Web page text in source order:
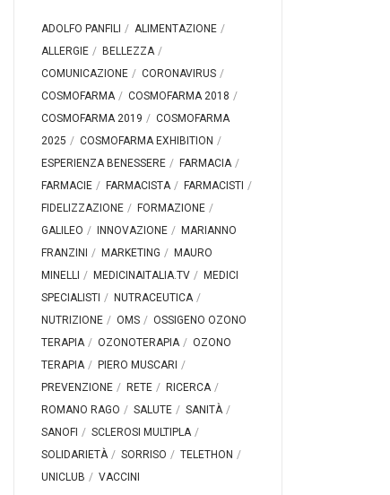
ADOLFO PANFILI
ALIMENTAZIONE
ALLERGIE
BELLEZZA
COMUNICAZIONE
CORONAVIRUS
COSMOFARMA
COSMOFARMA 2018
COSMOFARMA 2019
COSMOFARMA
2025
COSMOFARMA EXHIBITION
ESPERIENZA BENESSERE
FARMACIA
FARMACIE
FARMACISTA
FARMACISTI
FIDELIZZAZIONE
FORMAZIONE
GALILEO
INNOVAZIONE
MARIANNO
FRANZINI
MARKETING
MAURO
MINELLI
MEDICINAITALIA.TV
MEDICI
SPECIALISTI
NUTRACEUTICA
NUTRIZIONE
OMS
OSSIGENO OZONO
TERAPIA
OZONOTERAPIA
OZONO
TERAPIA
PIERO MUSCARI
PREVENZIONE
RETE
RICERCA
ROMANO RAGO
SALUTE
SANITÀ
SANOFI
SCLEROSI MULTIPLA
SOLIDARIETÀ
SORRISO
TELETHON
UNICLUB
VACCINI